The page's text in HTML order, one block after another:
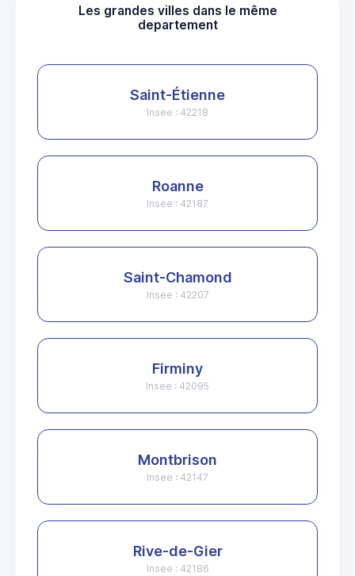
Les grandes villes dans le même
departement
Saint-Étienne
Insee : 42218
Roanne
Insee : 42187
Saint-Chamond
Insee : 42207
Firminy
Insee : 42095
Montbrison
Insee : 42147
Rive-de-Gier
Insee : 42186